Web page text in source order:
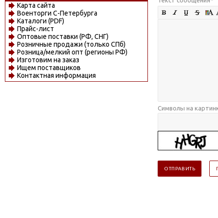
Карта сайта
Военторги С-Петербурга
Каталоги (PDF)
Прайс-лист
Оптовые поставки (РФ, СНГ)
Розничные продажи (только СПб)
Розница/мелкий опт (регионы РФ)
Изготовим на заказ
Ищем поставщиков
Контактная информация
Символы на